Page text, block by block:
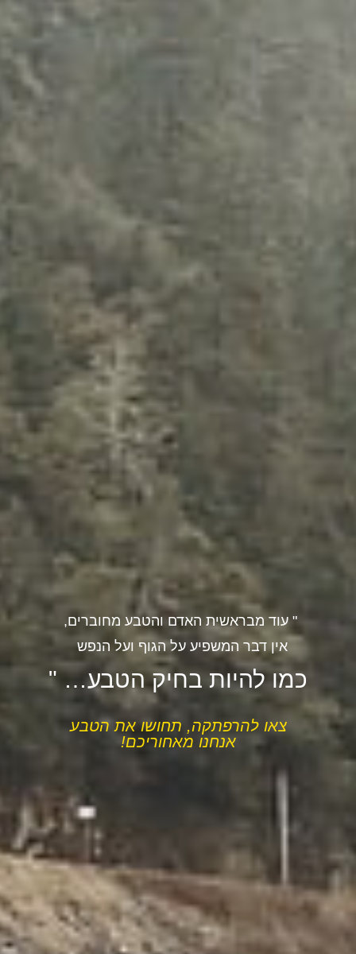
" עוד מבראשית האדם והטבע מחוברים,
אין דבר המשפיע על הגוף ועל הנפש
כמו להיות בחיק הטבע… "
צאו להרפתקה, תחושו את הטבע
אנחנו מאחוריכם!